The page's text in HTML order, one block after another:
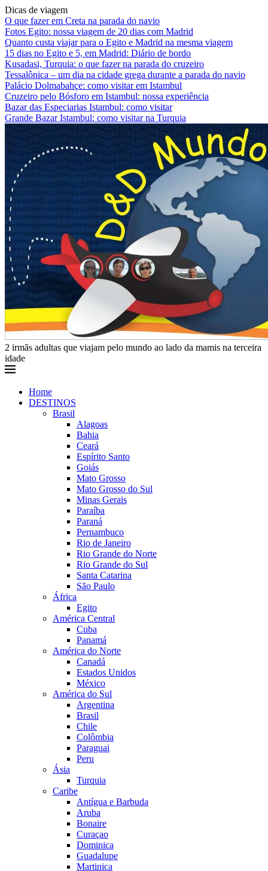
Dicas de viagem
O que fazer em Creta na parada do navio
Fotos Egito: nossa viagem de 20 dias com Madrid
Quanto custa viajar para o Egito e Madrid na mesma viagem
15 dias no Egito e 5, em Madrid: Diário de bordo
Kusadasi, Turquia: o que fazer na parada do cruzeiro
Tessalônica – um dia na cidade grega durante a parada do navio
Palácio Dolmabahçe: como visitar em Istambul
Cruzeiro pelo Bósforo em Istambul: nossa experiência
Bazar das Especiarias Istambul: como visitar
Grande Bazar Istambul: como visitar na Turquia
2 irmãs adultas que viajam pelo mundo ao lado da mamis na terceira
idade
Home
DESTINOS
Brasil
Alagoas
Bahia
Ceará
Espírito Santo
Goiás
Mato Grosso
Mato Grosso do Sul
Minas Gerais
Paraíba
Paraná
Pernambuco
Rio de Janeiro
Rio Grande do Norte
Rio Grande do Sul
Santa Catarina
São Paulo
África
Egito
América Central
Cuba
Panamá
América do Norte
Canadá
Estados Unidos
México
América do Sul
Argentina
Brasil
Chile
Colômbia
Paraguai
Peru
Ásia
Turquia
Caribe
Antígua e Barbuda
Aruba
Bonaire
Curaçao
Dominica
Guadalupe
Martinica